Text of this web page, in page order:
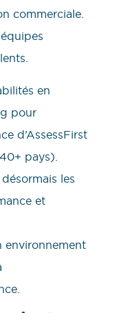
commerciale.
en
pour
d’AssessFirst
pays).
les
et
environnement